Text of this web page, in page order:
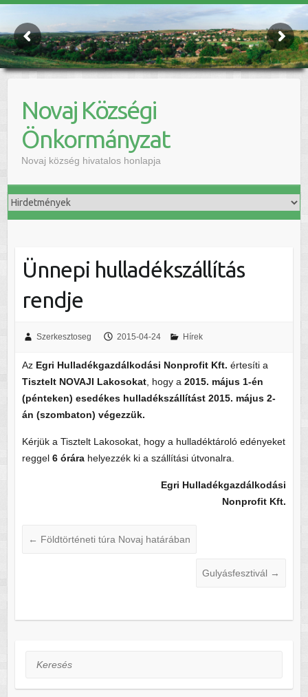
Novaj Községi
Önkormányzat
Novaj község hivatalos honlapja
Ünnepi hulladékszállítás
rendje
Szerkesztoseg 2015-04-24 Hírek
Az Egri Hulladékgazdálkodási Nonprofit Kft. értesíti a
Tisztelt NOVAJI Lakosokat, hogy a 2015. május 1-én
(pénteken) esedékes hulladékszállítást 2015. május 2-
án (szombaton) végezzük.
Kérjük a Tisztelt Lakosokat, hogy a hulladéktároló edényeket
reggel 6 órárahelyezzék ki a szállítási útvonalra.
Egri Hulladékgazdálkodási
Nonprofit Kft.
← Földtörténeti túra Novaj határában
Gulyásfesztivál →
Keresés